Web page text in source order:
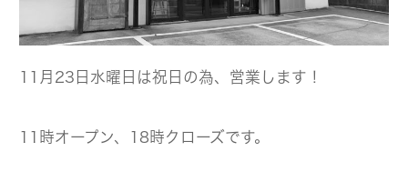
11月23日水曜日は祝日の為、営業します！
11時オープン、18時クローズです。